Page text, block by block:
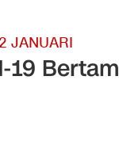
JANUARI
19